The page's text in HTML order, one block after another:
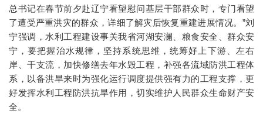
总书记在春节前夕赴辽宁看望慰问基层干部群众时，专门看望
了遭受严重洪灾的群众，详细了解灾后恢复重建进展情况。”刘
宁强调，水利工程建设事关我省河湖安澜、粮食安全、群众安
宁，要把握治水规律，坚持系统思维，统筹好上下游、左右
岸、干支流，加快修缮去年水毁工程，补强各流域防洪工程体
系，以备洪旱来时为强化运行调度提供强有力的工程支撑，更
好发挥水利工程防洪抗旱作用，切实维护人民群众生命财产安
全。